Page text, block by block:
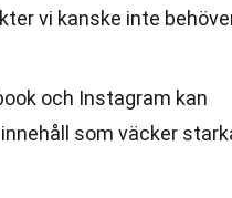
vi kanske inte
och Instagram kan
som väcker